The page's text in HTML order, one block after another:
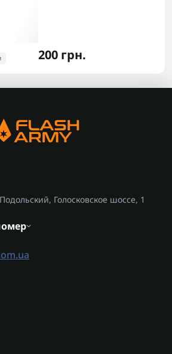
200 грн.
Голосковское шоссе, 1